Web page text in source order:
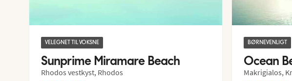
VELEGNET TIL VOKSNE
Sunprime Miramare Beach
Rhodos vestkyst, Rhodos
BØRNEVENLIGT
Ocean
Makrigialos,